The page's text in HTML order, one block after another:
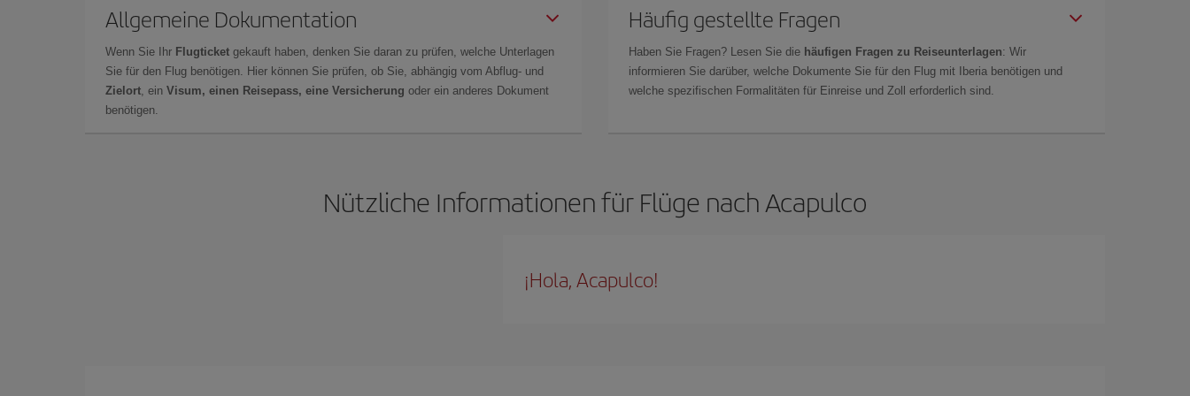
Allgemeine Dokumentation
Wenn Sie Ihr Flugticket gekauft haben, denken Sie daran zu prüfen, welche Unterlagen
Sie für den Flug benötigen. Hier können Sie prüfen, ob Sie, abhängig vom Abflug- und
Zielort, ein Visum, einen Reisepass, eine Versicherung oder ein anderes Dokument
benötigen.
Häufig gestellte Fragen
Haben Sie Fragen? Lesen Sie die häufigen Fragen zu Reiseunterlagen: Wir
informieren Sie darüber, welche Dokumente Sie für den Flug mit Iberia benötigen und
welche spezifischen Formalitäten für Einreise und Zoll erforderlich sind.
Nützliche Informationen für Flüge nach Acapulco
¡Hola, Acapulco!